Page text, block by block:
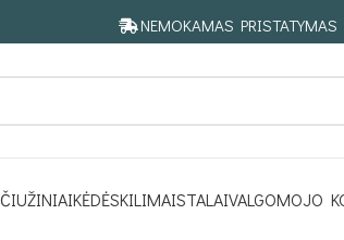
NEMOKAMAS PRISTATYMAS
ČIUŽINIAIKĖDĖSKILIMAISTALAIVALGOMOJO